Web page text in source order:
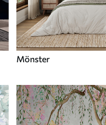
Mönster